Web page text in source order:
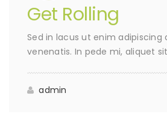
Get Rolling
Sed in lacus ut enim adipiscing
venenatis. In pede mi, aliquet
admin